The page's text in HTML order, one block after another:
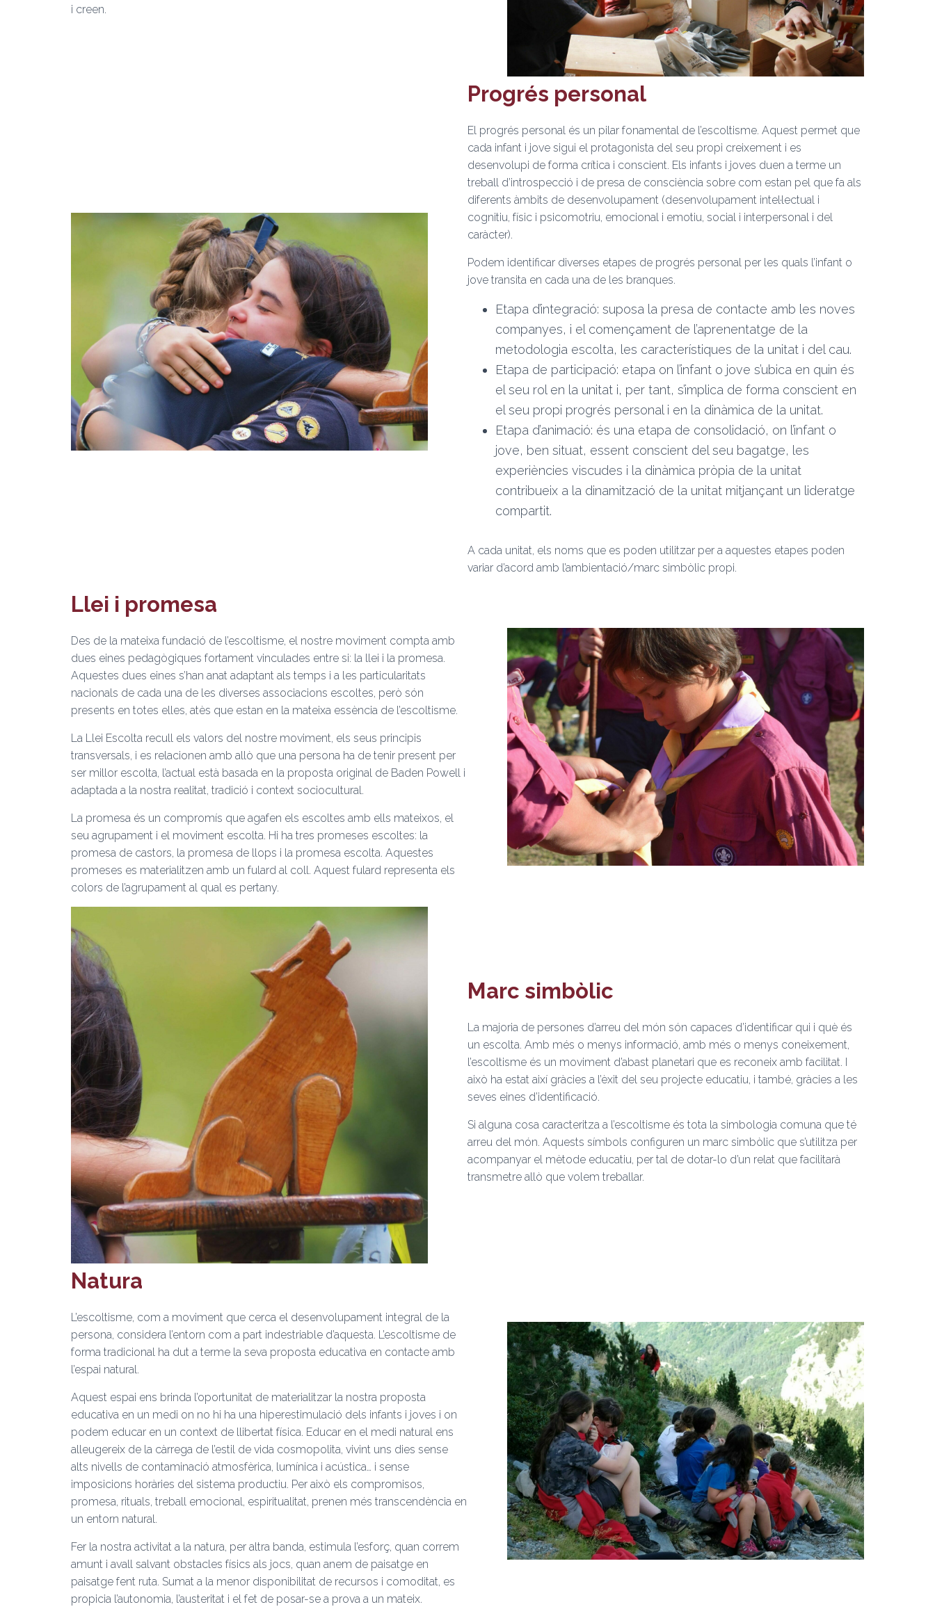
i creen.
Progrés personal
El progrés personal és un pilar fonamental de l’escoltisme. Aquest permet que
cada infant i jove sigui el protagonista del seu propi creixement i es
desenvolupi de forma crítica i conscient. Els infants i joves duen a terme un
treball d’introspecció i de presa de consciència sobre com estan pel que fa als
diferents àmbits de desenvolupament (desenvolupament intel·lectual i
cognitiu, físic i psicomotriu, emocional i emotiu, social i interpersonal i del
caràcter).
Podem identificar diverses etapes de progrés personal per les quals l’infant o
jove transita en cada una de les branques.
Etapa d’integració: suposa la presa de contacte amb les noves
companyes, i el començament de l’aprenentatge de la
metodologia escolta, les característiques de la unitat i del cau.
Etapa de participació: etapa on l’infant o jove s’ubica en quin és
el seu rol en la unitat i, per tant, s’implica de forma conscient en
el seu propi progrés personal i en la dinàmica de la unitat.
Etapa d’animació: és una etapa de consolidació, on l’infant o
jove, ben situat, essent conscient del seu bagatge, les
experiències viscudes i la dinàmica pròpia de la unitat
contribueix a la dinamització de la unitat mitjançant un lideratge
compartit.
A cada unitat, els noms que es poden utilitzar per a aquestes etapes poden
variar d’acord amb l’ambientació/marc simbòlic propi.
Llei i promesa
Des de la mateixa fundació de l’escoltisme, el nostre moviment compta amb
dues eines pedagògiques fortament vinculades entre si: la llei i la promesa.
Aquestes dues eines s’han anat adaptant als temps i a les particularitats
nacionals de cada una de les diverses associacions escoltes, però són
presents en totes elles, atès que estan en la mateixa essència de l’escoltisme.
La Llei Escolta recull els valors del nostre moviment, els seus principis
transversals, i es relacionen amb allò que una persona ha de tenir present per
ser millor escolta, l’actual està basada en la proposta original de Baden Powell i
adaptada a la nostra realitat, tradició i context sociocultural.
La promesa és un compromís que agafen els escoltes amb ells mateixos, el
seu agrupament i el moviment escolta. Hi ha tres promeses escoltes: la
promesa de castors, la promesa de llops i la promesa escolta. Aquestes
promeses es materialitzen amb un fulard al coll. Aquest fulard representa els
colors de l’agrupament al qual es pertany.
Marc simbòlic
La majoria de persones d’arreu del món són capaces d’identificar qui i què és
un escolta. Amb més o menys informació, amb més o menys coneixement,
l’escoltisme és un moviment d’abast planetari que es reconeix amb facilitat. I
això ha estat així gràcies a l’èxit del seu projecte educatiu, i també, gràcies a les
seves eines d’identificació.
Si alguna cosa caracteritza a l’escoltisme és tota la simbologia comuna que té
arreu del món. Aquests símbols configuren un marc simbòlic que s’utilitza per
acompanyar el mètode educatiu, per tal de dotar-lo d’un relat que facilitarà
transmetre allò que volem treballar.
Natura
L’escoltisme, com a moviment que cerca el desenvolupament integral de la
persona, considera l’entorn com a part indestriable d’aquesta. L’escoltisme de
forma tradicional ha dut a terme la seva proposta educativa en contacte amb
l’espai natural.
Aquest espai ens brinda l’oportunitat de materialitzar la nostra proposta
educativa en un medi on no hi ha una hiperestimulació dels infants i joves i on
podem educar en un context de llibertat física. Educar en el medi natural ens
alleugereix de la càrrega de l’estil de vida cosmopolita, vivint uns dies sense
alts nivells de contaminació atmosfèrica, lumínica i acústica… i sense
imposicions horàries del sistema productiu. Per això els compromisos,
promesa, rituals, treball emocional, espiritualitat, prenen més transcendència en
un entorn natural.
Fer la nostra activitat a la natura, per altra banda, estimula l’esforç, quan correm
amunt i avall salvant obstacles físics als jocs, quan anem de paisatge en
paisatge fent ruta. Sumat a la menor disponibilitat de recursos i comoditat, es
propicia l’autonomia, l’austeritat i el fet de posar-se a prova a un mateix.